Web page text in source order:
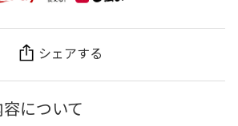
シェアする
について